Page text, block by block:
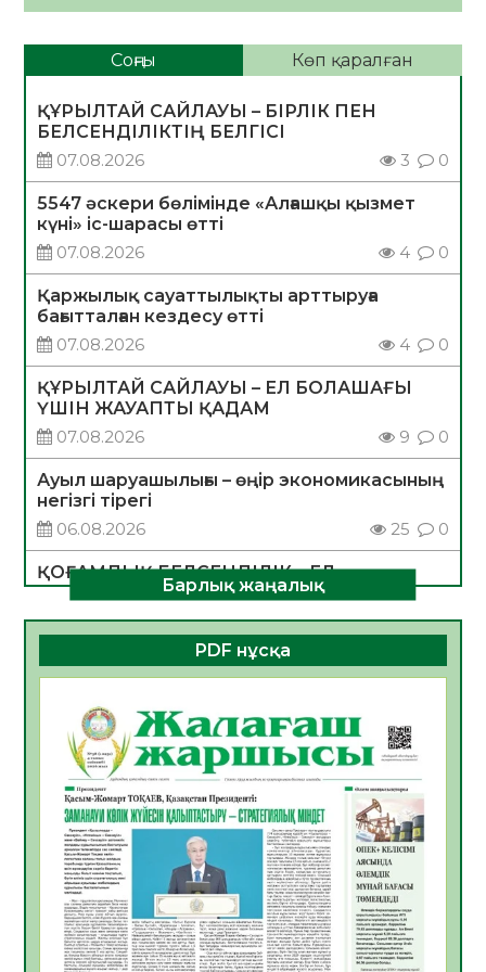
Соңғы Көп қаралған
ҚҰРЫЛТАЙ САЙЛАУЫ – БІРЛІК ПЕН
БЕЛСЕНДІЛІКТІҢ БЕЛГІСІ
07.08.2026
3 0
5547 әскери бөлімінде «Алғашқы қызмет
күні» іс-шарасы өтті
07.08.2026
4 0
Қаржылық сауаттылықты арттыруға
бағытталған кездесу өтті
07.08.2026
4 0
ҚҰРЫЛТАЙ САЙЛАУЫ – ЕЛ БОЛАШАҒЫ
ҮШІН ЖАУАПТЫ ҚАДАМ
07.08.2026
9 0
Ауыл шаруашылығы – өңір экономикасының
негізгі тірегі
06.08.2026
25 0
ҚОҒАМДЫҚ БЕЛСЕНДІЛІК – ЕЛ
ДАМУЫНЫҢ НЕГІЗІ
06.08.2026
23 0
ҚҰРЫЛТАЙ САЙЛАУЫ – БОЛАШАҚҚА
06.08.2026
Инфекциялық ауруларға қарсы иммундау
жұмыстарының тиімділігі
06.08.2026
27
Көкжөтел ауруы туралы
06.08.2026
24
АПВ вакцинасы туралы мәлімет
06.08.2026
25
Барлық жаңалық
PDF нұсқа